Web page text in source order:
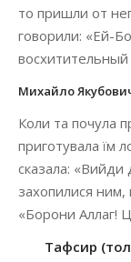
то пришли от
говорили: «Ей-
восхитительный
Михайло
Коли та почула
приготувала їм
сказала: «Вийди
захопилися ним,
«Борони Аллаг!
Тафсир